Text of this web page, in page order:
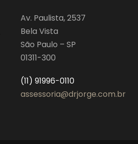
Av. Paulista, 2537
Bela Vista
São Paulo – SP
01311-300
(11) 91996-0110
assessoria@drjorge.com.br